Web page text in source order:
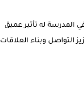
له تأثير عميق
التواصل وبناء العلاقات